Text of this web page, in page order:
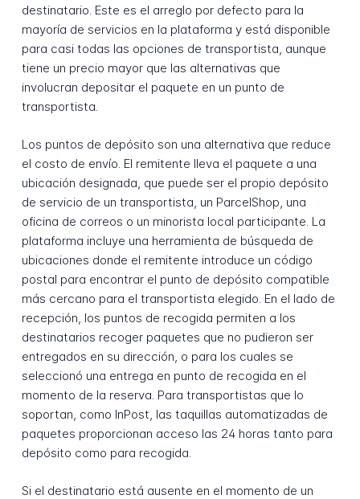
destinatario. Este es el arreglo por defecto para la
mayoría de servicios en la plataforma y está disponible
para casi todas las opciones de transportista, aunque
tiene un precio mayor que las alternativas que
involucran depositar el paquete en un punto de
transportista.
Los puntos de depósito son una alternativa que reduce
el costo de envío. El remitente lleva el paquete a una
ubicación designada, que puede ser el propio depósito
de servicio de un transportista, un ParcelShop, una
oficina de correos o un minorista local participante. La
plataforma incluye una herramienta de búsqueda de
ubicaciones donde el remitente introduce un código
postal para encontrar el punto de depósito compatible
más cercano para el transportista elegido. En el lado de
recepción, los puntos de recogida permiten a los
destinatarios recoger paquetes que no pudieron ser
entregados en su dirección, o para los cuales se
seleccionó una entrega en punto de recogida en el
momento de la reserva. Para transportistas que lo
soportan, como InPost, las taquillas automatizadas de
paquetes proporcionan acceso las 24 horas tanto para
depósito como para recogida.
Si el destinatario está ausente en el momento de un